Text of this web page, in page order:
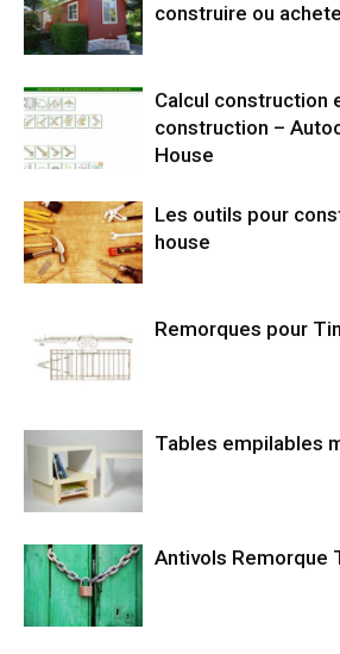
construire ou
Calcul construction
construction –
House
Les outils pour
house
Remorques pour
Tables empilables
Antivols Remorque